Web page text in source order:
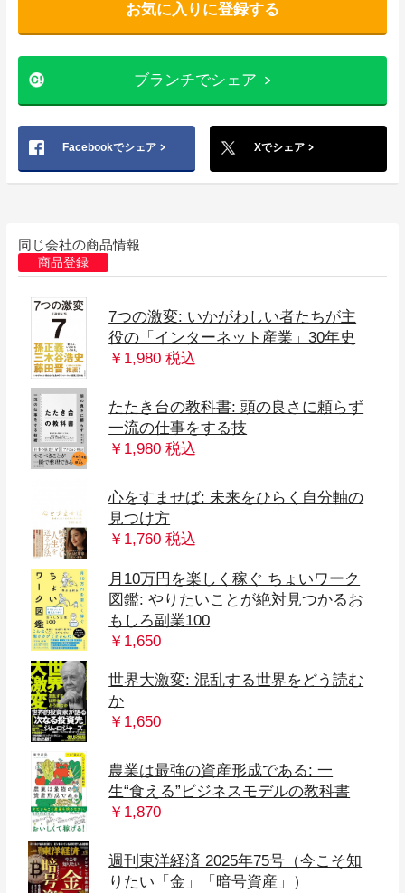
お気に入りに登録する
ブランチでシェア
Facebookでシェア Xでシェア
同じ会社の商品情報
商品登録
7つの激変: いかがわしい者たちが主
役の「インターネット産業」30年史
￥1,980 税込
たたき台の教科書: 頭の良さに頼らず
一流の仕事をする技
￥1,980 税込
心をすませば: 未来をひらく自分軸の
見つけ方
￥1,760 税込
月10万円を楽しく稼ぐ ちょいワーク
図鑑: やりたいことが絶対見つかるお
もしろ副業100
￥1,650
世界大激変: 混乱する世界をどう読む
か
￥1,650
農業は最強の資産形成である: 一
生“食える”ビジネスモデルの教科書
￥1,870
週刊東洋経済 2025年75号（今こそ知
りたい「金」「暗号資産」）